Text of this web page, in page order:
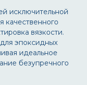
исключительной
качественного
вязкости.
эпоксидных
идеальное
безупречного